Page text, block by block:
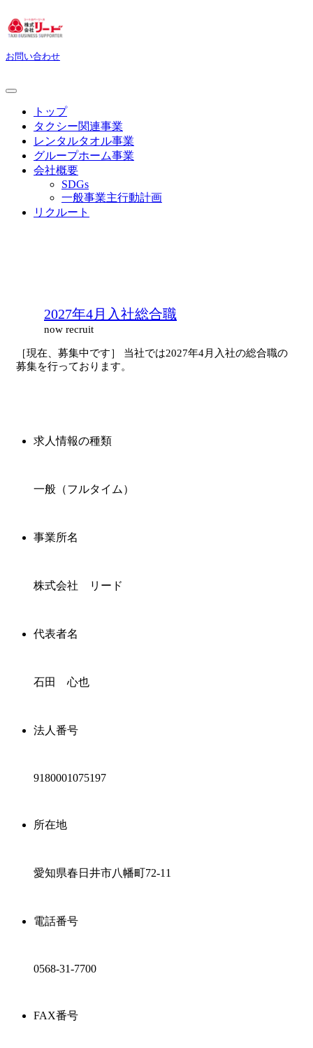
お問い合わせ
トップ
タクシー関連事業
レンタルタオル事業
グループホーム事業
会社概要
SDGs
一般事業主行動計画
リクルート
2027年4月入社総合職
now recruit
［現在、募集中です］ 当社では2027年4月入社の総合職の
募集を行っております。
求人情報の種類
一般（フルタイム）
事業所名
株式会社 リード
代表者名
石田 心也
法人番号
9180001075197
所在地
愛知県春日井市八幡町72-11
電話番号
0568-31-7700
FAX番号